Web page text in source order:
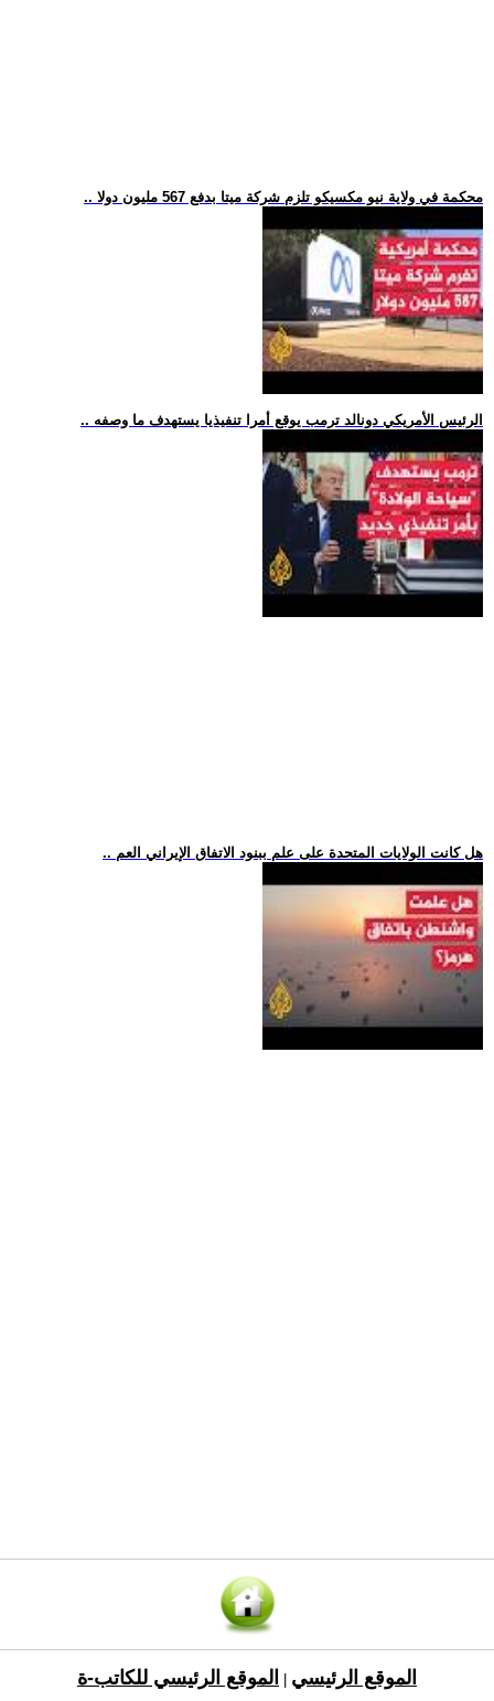
.. محكمة في ولاية نيو مكسيكو تلزم شركة ميتا بدفع 567 مليون دولا
.. الرئيس الأمريكي دونالد ترمب يوقع أمرا تنفيذيا يستهدف ما وصفه
.. هل كانت الولايات المتحدة على علم ببنود الاتفاق الإيراني العم
الموقع الرئيسي الموقع الرئيسي للكاتب-ة